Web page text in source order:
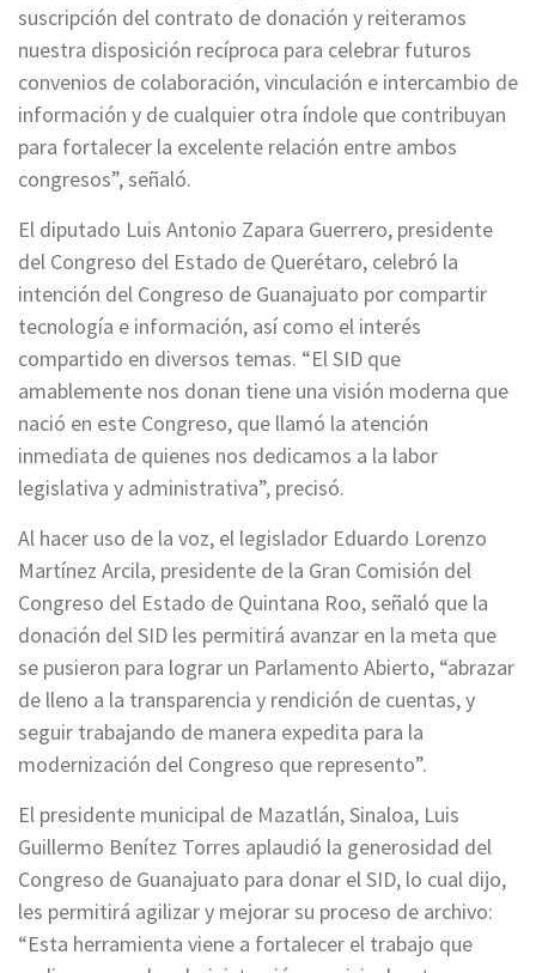
suscripción del contrato de donación y reiteramos
nuestra disposición recíproca para celebrar futuros
convenios de colaboración, vinculación e intercambio de
información y de cualquier otra índole que contribuyan
para fortalecer la excelente relación entre ambos
congresos”, señaló.
El diputado Luis Antonio Zapara Guerrero, presidente
del Congreso del Estado de Querétaro, celebró la
intención del Congreso de Guanajuato por compartir
tecnología e información, así como el interés
compartido en diversos temas. “El SID que
amablemente nos donan tiene una visión moderna que
nació en este Congreso, que llamó la atención
inmediata de quienes nos dedicamos a la labor
legislativa y administrativa”, precisó.
Al hacer uso de la voz, el legislador Eduardo Lorenzo
Martínez Arcila, presidente de la Gran Comisión del
Congreso del Estado de Quintana Roo, señaló que la
donación del SID les permitirá avanzar en la meta que
se pusieron para lograr un Parlamento Abierto, “abrazar
de lleno a la transparencia y rendición de cuentas, y
seguir trabajando de manera expedita para la
modernización del Congreso que represento”.
El presidente municipal de Mazatlán, Sinaloa, Luis
Guillermo Benítez Torres aplaudió la generosidad del
Congreso de Guanajuato para donar el SID, lo cual dijo,
les permitirá agilizar y mejorar su proceso de archivo:
“Esta herramienta viene a fortalecer el trabajo que